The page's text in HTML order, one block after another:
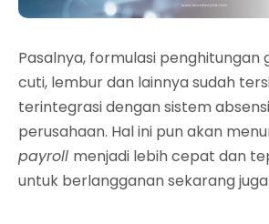
Pasalnya, formulasi penghitungan
cuti, lembur dan lainnya sudah
terintegrasi dengan sistem
perusahaan. Hal ini pun akan
payroll menjadi lebih cepat dan
untuk berlangganan sekarang